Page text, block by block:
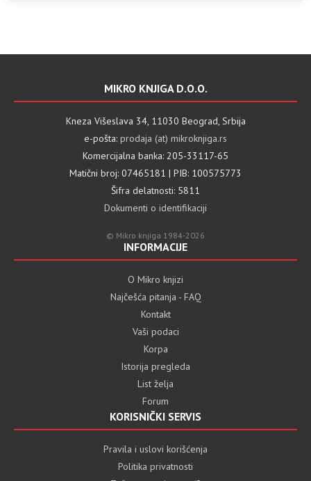
MIKRO KNJIGA D.O.O.
Kneza Višeslava 34, 11030 Beograd, Srbija
e-pošta: prodaja (at) mikroknjiga.rs
Komercijalna banka: 205-33117-65
Matični broj: 07465181 | PIB: 100575773
Šifra delatnosti: 5811
Dokumenti o identifikaciji
© Mikro knjiga 1984-2026
INFORMACIJE
O Mikro knjizi
Najčešća pitanja - FAQ
Kontakt
Vaši podaci
Korpa
Istorija pregleda
List želja
Forum
KORISNIČKI SERVIS
Pravila i uslovi korišćenja
Politika privatnosti